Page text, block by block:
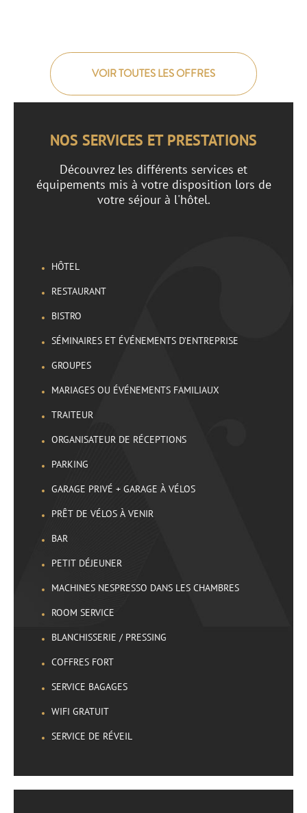
VOIR TOUTES LES OFFRES
NOS SERVICES ET PRESTATIONS
Découvrez les différents services et
équipements mis à votre disposition lors de
votre séjour à l'hôtel.
HÔTEL
RESTAURANT
BISTRO
SÉMINAIRES ET ÉVÉNEMENTS D’ENTREPRISE
GROUPES
MARIAGES OU ÉVÉNEMENTS FAMILIAUX
TRAITEUR
ORGANISATEUR DE RÉCEPTIONS
PARKING
GARAGE PRIVÉ + GARAGE À VÉLOS
PRÊT DE VÉLOS À VENIR
​BAR
PETIT DÉJEUNER
MACHINES NESPRESSO DANS LES CHAMBRES
ROOM SERVICE
BLANCHISSERIE / PRESSING
COFFRES FORT
SERVICE BAGAGES
WIFI GRATUIT
SERVICE DE RÉVEIL